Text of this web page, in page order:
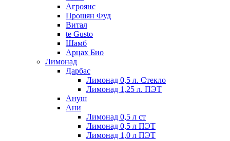
Агроянс
Прошян Фуд
Витал
te Gusto
Шамб
Арцах Био
Лимонад
Дарбас
Лимонад 0,5 л. Стекло
Лимонад 1,25 л. ПЭТ
Ануш
Ани
Лимонад 0,5 л ст
Лимонад 0,5 л ПЭТ
Лимонад 1,0 л ПЭТ